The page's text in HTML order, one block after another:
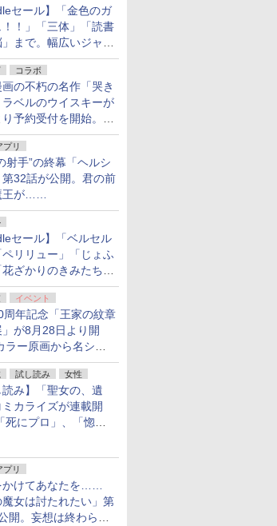
セール】「金色のガ
！！」「三体」「読書
まで。幅広いジャン
書籍が最大65％オ
本サマーセー
弾が開催中！
コラボ
の不朽の名作「哭き
ベルのウイスキーが
予約受付を開始。8
まで
プリ
射手”の終幕「ヘルシ
第32話が公開。君の前
王が……
セール】「ベルセル
ペリリュー」「じょふ
花ざかりのきみたち
が最大50％オフ！
社 夏の大割引セー
催中！
イベント
周年記念「王家の紋章
」が8月28日より開
ラー原画から名シー
まで
試し読み 女性
読み】「聖女の、遺
ミカライズが連載開
死にプロ」、「惚れ
プリ
かけてあなたを……
魔女は討たれたい」第
開。妄想は終わらな